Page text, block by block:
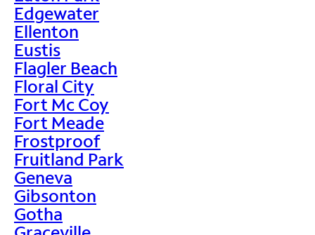
Edgewater
Ellenton
Eustis
Flagler Beach
Floral City
Fort Mc Coy
Fort Meade
Frostproof
Fruitland Park
Geneva
Gibsonton
Gotha